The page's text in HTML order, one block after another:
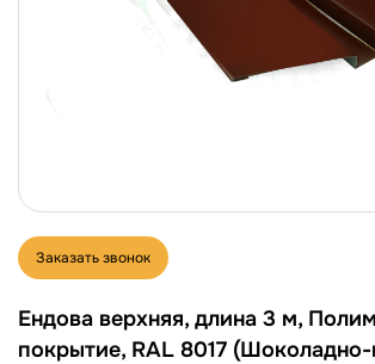
Заказать звонок
Ендова верхняя, длина 3 м,
покрытие, RAL 8017